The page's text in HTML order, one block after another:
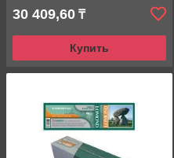
30 409,60 ₸
Купить